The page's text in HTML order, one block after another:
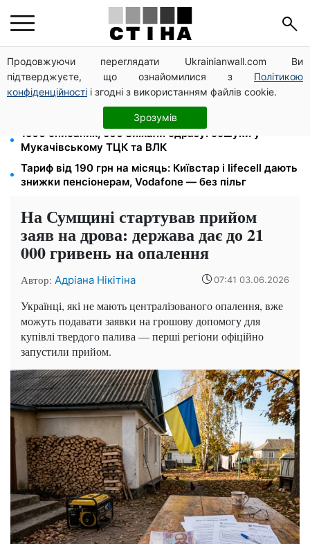
Продовжуючи переглядати Ukrainianwall.com Ви
підтверджуєте, що ознайомилися з Політикою
конфіденційності і згодні з використанням файлів cookie.
Зрозумів
Допомога людям з інвалідністю I-II групи: DRC,
Acted і NP реєструють просто вдома на Херсонщині
Кешбек до 40% на Netflix та YouTube: Ощадбанк і
Mastercard запустили акцію до кінця жовтня
1500 списаних, 500 виїхали одразу: обшуки у
Мукачівському ТЦК та ВЛК
Тариф від 190 грн на місяць: Київстар і lifecell дають
знижки пенсіонерам, Vodafone — без пільг
На Сумщині стартував прийом
заяв на дрова: держава дає до 21
000 гривень на опалення
Автор: Адріана Нікітіна 07:41 03.06.2026
Українці, які не мають централізованого опалення, вже
можуть подавати заявки на грошову допомогу для
купівлі твердого палива — перші регіони офіційно
запустили прийом.